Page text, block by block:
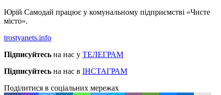
Юрій Самодай працює у комунальному підприємстві «Чисте
місто».
trostyanets.info
Підписуйтесь на нас у ТЕЛЕГРАМ
Підписуйтесь на нас в ІНСТАГРАМ
Поділитися в соціальних мережах